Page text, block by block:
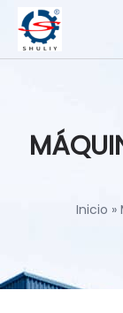
Inicio »